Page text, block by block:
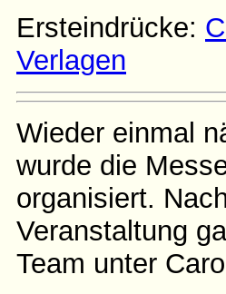
Ersteindrücke:
Verlagen
Wieder einmal
wurde die
organisiert.
Veranstaltung
Team unter